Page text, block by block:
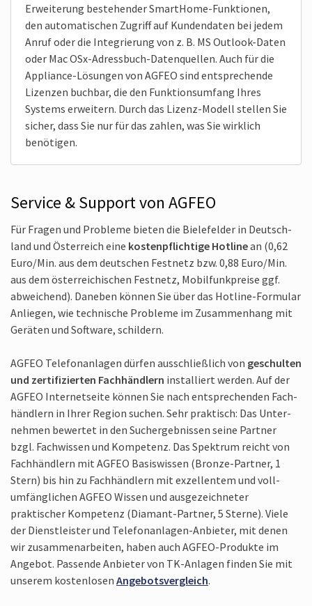
Erwei­terung bestehender Smart­Home-Funktionen,
den automa­tischen Zugriff auf Kunden­daten bei jedem
Anruf oder die Inte­grierung von z. B. MS Out­look-Daten
oder Mac OSx-Adress­buch-Daten­quellen. Auch für die
Appliance-Lösungen von AGFEO sind ent­sprechende
Lizenzen buchbar, die den Funktions­umfang Ihres
Systems erweitern. Durch das Lizenz-Modell stellen Sie
sicher, dass Sie nur für das zahlen, was Sie wirk­lich
benötigen.
Service & Support von AGFEO
Für Fragen und Probleme bieten die Biele­felder in Deutsch­
land und Öster­reich eine kosten­pflichtige Hotlinean (0,62
Euro/Min. aus dem deutschen Festnetz bzw. 0,88 Euro/Min.
aus dem öster­reichischen Festnetz, Mobilfunk­preise ggf.
abweichend). Daneben können Sie über das Hotline-Formular
Anliegen, wie tech­nische Probleme im Zusammen­hang mit
Geräten und Soft­ware, schildern.
AGFEO Telefon­anlagen dürfen aus­schließ­lich von geschulten
und zertifi­zierten Fach­händlern installiert werden. Auf der
AGFEO Internet­seite können Sie nach ent­sprechenden Fach­
händlern in Ihrer Region suchen. Sehr praktisch: Das Unter­
nehmen bewertet in den Such­ergebnissen seine Partner
bzgl. Fach­wissen und Kompetenz. Das Spektrum reicht von
Fach­händlern mit AGFEO Basis­wissen (Bronze-Partner, 1
Stern) bis hin zu Fach­händlern mit exzellentem und voll­
umfänglichen AGFEO Wissen und ausge­zeichneter
praktischer Kompetenz (Diamant-Partner, 5 Sterne). Viele
der Dienst­leister und Telefon­anlagen-Anbieter, mit denen
wir zusammen­arbeiten, haben auch AGFEO-Produkte im
Angebot. Passende Anbieter von TK-Anlagen finden Sie mit
unserem kosten­losen Angebots­vergleich.